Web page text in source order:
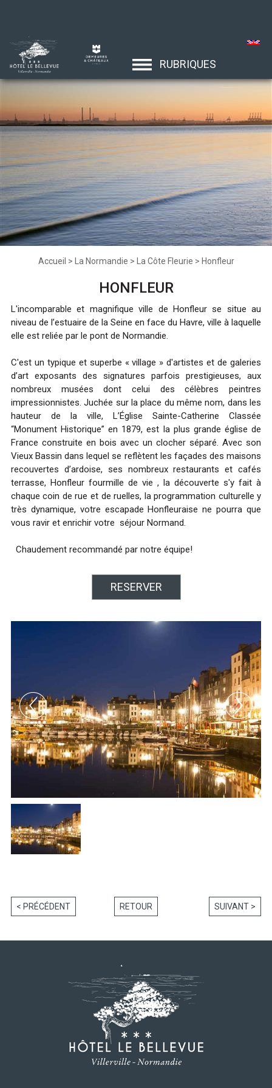
RUBRIQUES
Accueil > La Normandie > La Côte Fleurie > Honfleur
HONFLEUR
L'incomparable et magnifique ville de Honfleur se situe au
niveau de l’estuaire de la Seine en face du Havre, ville à laquelle
elle est reliée par le pont de Normandie.
C'est un typique et superbe « village » d'artistes et de galeries
d’art exposants des signatures parfois prestigieuses, aux
nombreux musées dont celui des célèbres peintres
impressionnistes. Juchée sur la place du même nom, dans les
hauteur de la ville, L’Église Sainte-Catherine Classée
“Monument Historique” en 1879, est la plus grande église de
France construite en bois avec un clocher séparé. Avec son
Vieux Bassin dans lequel se reflètent les façades des maisons
recouvertes d’ardoise, ses nombreux restaurants et cafés
terrasse, Honfleur fourmille de vie , la découverte s'y fait à
chaque coin de rue et de ruelles, la programmation culturelle y
très dynamique, votre escapade Honfleuraise ne pourra que
vous ravir et enrichir votre séjour Normand.
Chaudement recommandé par notre équipe!
RESERVER
SUIVANT >
< PRÉCÉDENT RETOUR